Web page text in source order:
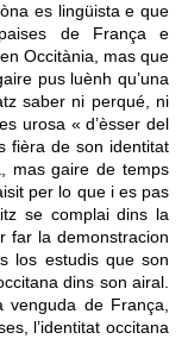
es lingüista e que
de França e
Occitània, mas que
pus luènh qu’una
saber ni perqué, ni
urosa « d’èsser del
fièra de son identitat
mas gaire de temps
per lo que i es pas
se complai dins la
far la demonstracion
los estudis que son
dins son airal.
venguda de França,
l’identitat occitana